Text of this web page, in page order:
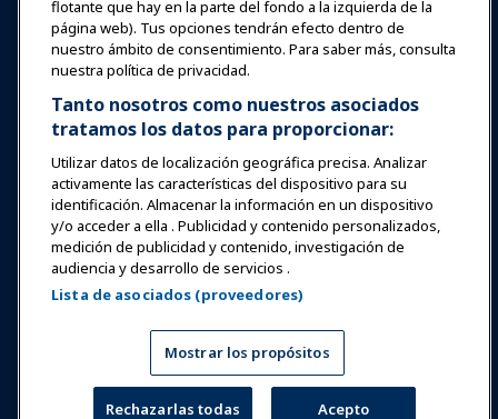
Seguridad y protección
Defensa
Investigación y Reportes
Acerca de IAAPA
Socios
Copyright © 2026 Asociación Internacional de Parques de
Atracciones y Atracciones. Todos los derechos reservados.
Política de Privacidad
Términos de Servicio
Aviso de traducción
Gestionar las preferencias
flotante que hay en la parte del fondo a la izquierda de la
página web). Tus opciones tendrán efecto dentro de
nuestro ámbito de consentimiento. Para saber más, consulta
nuestra política de privacidad.
Tanto nosotros como nuestros asociados
tratamos los datos para proporcionar:
Utilizar datos de localización geográfica precisa. Analizar
activamente las características del dispositivo para su
identificación. Almacenar la información en un dispositivo
y/o acceder a ella . Publicidad y contenido personalizados,
medición de publicidad y contenido, investigación de
audiencia y desarrollo de servicios .
Lista de asociados (proveedores)
Mostrar los propósitos
Rechazarlas todas Acepto